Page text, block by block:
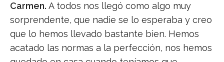
Carmen. A todos nos llegó como algo muy
sorprendente, que nadie se lo esperaba y creo
que lo hemos llevado bastante bien. Hemos
acatado las normas a la perfección, nos hemos